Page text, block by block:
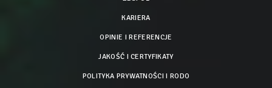
KARIERA
OPINIE I REFERENCJE
JAKOŚĆ I CERTYFIKATY
POLITYKA PRYWATNOŚCI I RODO